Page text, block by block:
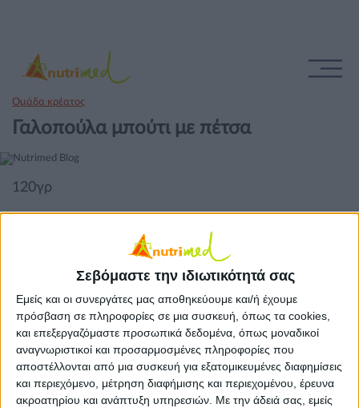
Σεβόμαστε την ιδιωτικότητά σας
Εμείς και οι συνεργάτες μας αποθηκεύουμε και/ή έχουμε
πρόσβαση σε πληροφορίες σε μια συσκευή, όπως τα cookies,
και επεξεργαζόμαστε προσωπικά δεδομένα, όπως μοναδικοί
αναγνωριστικοί και προσαρμοσμένες πληροφορίες που
αποστέλλονται από μια συσκευή για εξατομικευμένες διαφημίσεις
και περιεχόμενο, μέτρηση διαφήμισης και περιεχομένου, έρευνα
ακροατηρίου και ανάπτυξη υπηρεσιών. Με την άδειά σας, εμείς
Ομάδα κρέατος
Γαλοπούλα μπούτι με πέτσα
120γρ